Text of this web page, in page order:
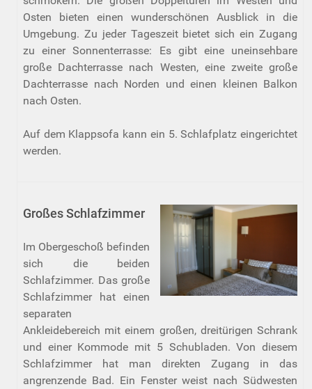
Osten bieten einen wunderschönen Ausblick in die
Umgebung. Zu jeder Tageszeit bietet sich ein Zugang
zu einer Sonnenterrasse: Es gibt eine uneinsehbare
große Dachterrasse nach Westen, eine zweite große
Dachterrasse nach Norden und einen kleinen Balkon
nach Osten.
Auf dem Klappsofa kann ein 5. Schlafplatz eingerichtet
werden.
Großes Schlafzimmer
Im Obergeschoß befinden
sich die beiden
Schlafzimmer. Das große
Schlafzimmer hat einen
separaten
Ankleidebereich mit einem großen, dreitürigen Schrank
und einer Kommode mit 5 Schubladen. Von diesem
Schlafzimmer hat man direkten Zugang in das
angrenzende Bad. Ein Fenster weist nach Südwesten